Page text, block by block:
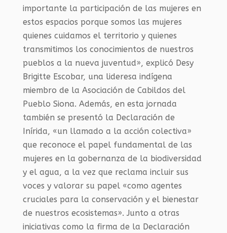
importante la participación de las mujeres en
estos espacios porque somos las mujeres
quienes cuidamos el territorio y quienes
transmitimos los conocimientos de nuestros
pueblos a la nueva juventud», explicó Desy
Brigitte Escobar, una lideresa indígena
miembro de la Asociación de Cabildos del
Pueblo Siona. Además, en esta jornada
también se presentó la Declaración de
Inírida, «un llamado a la acción colectiva»
que reconoce el papel fundamental de las
mujeres en la gobernanza de la biodiversidad
y el agua, a la vez que reclama incluir sus
voces y valorar su papel «como agentes
cruciales para la conservación y el bienestar
de nuestros ecosistemas». Junto a otras
iniciativas como la firma de la Declaración